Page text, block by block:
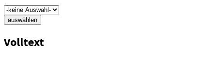
auswählen
Volltext